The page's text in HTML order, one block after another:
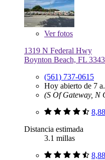
Verfotos
1319 N Federal Hwy
Boynton Beach, FL
(561) 737-0615
Hoy abierto de 7
(S Of Gateway, N
Distancia estimada
3.1 millas